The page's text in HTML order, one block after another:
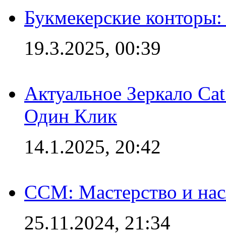
Букмекерские
19.3.2025, 00:39
Актуальное Зеркало
Один Клик
14.1.2025, 20:42
CCM: Мастерство и
25.11.2024, 21:34